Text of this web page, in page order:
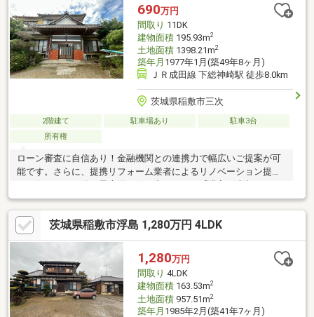
690万円
間取り 11DK
建物面積195.93m2
土地面積1398.21m2
築年月 1977年1月(築49年8ヶ月)
ＪＲ成田線 下総神崎駅 徒歩8.0km
茨城県稲敷市三次
2階建て 駐車場あり
駐車3台
所有権
ローン審査に自信あり！金融機関との連携力で幅広いご提案が可
能です。さらに、提携リフォーム業者によるリノベーション提案
ォーム」すべて当社にお任せください。
茨城県稲敷市浮島 1,280万円 4LDK
1,280万円
間取り 4LDK
建物面積163.53m2
土地面積957.51m2
築年月 1985年2月(築41年7ヶ月)